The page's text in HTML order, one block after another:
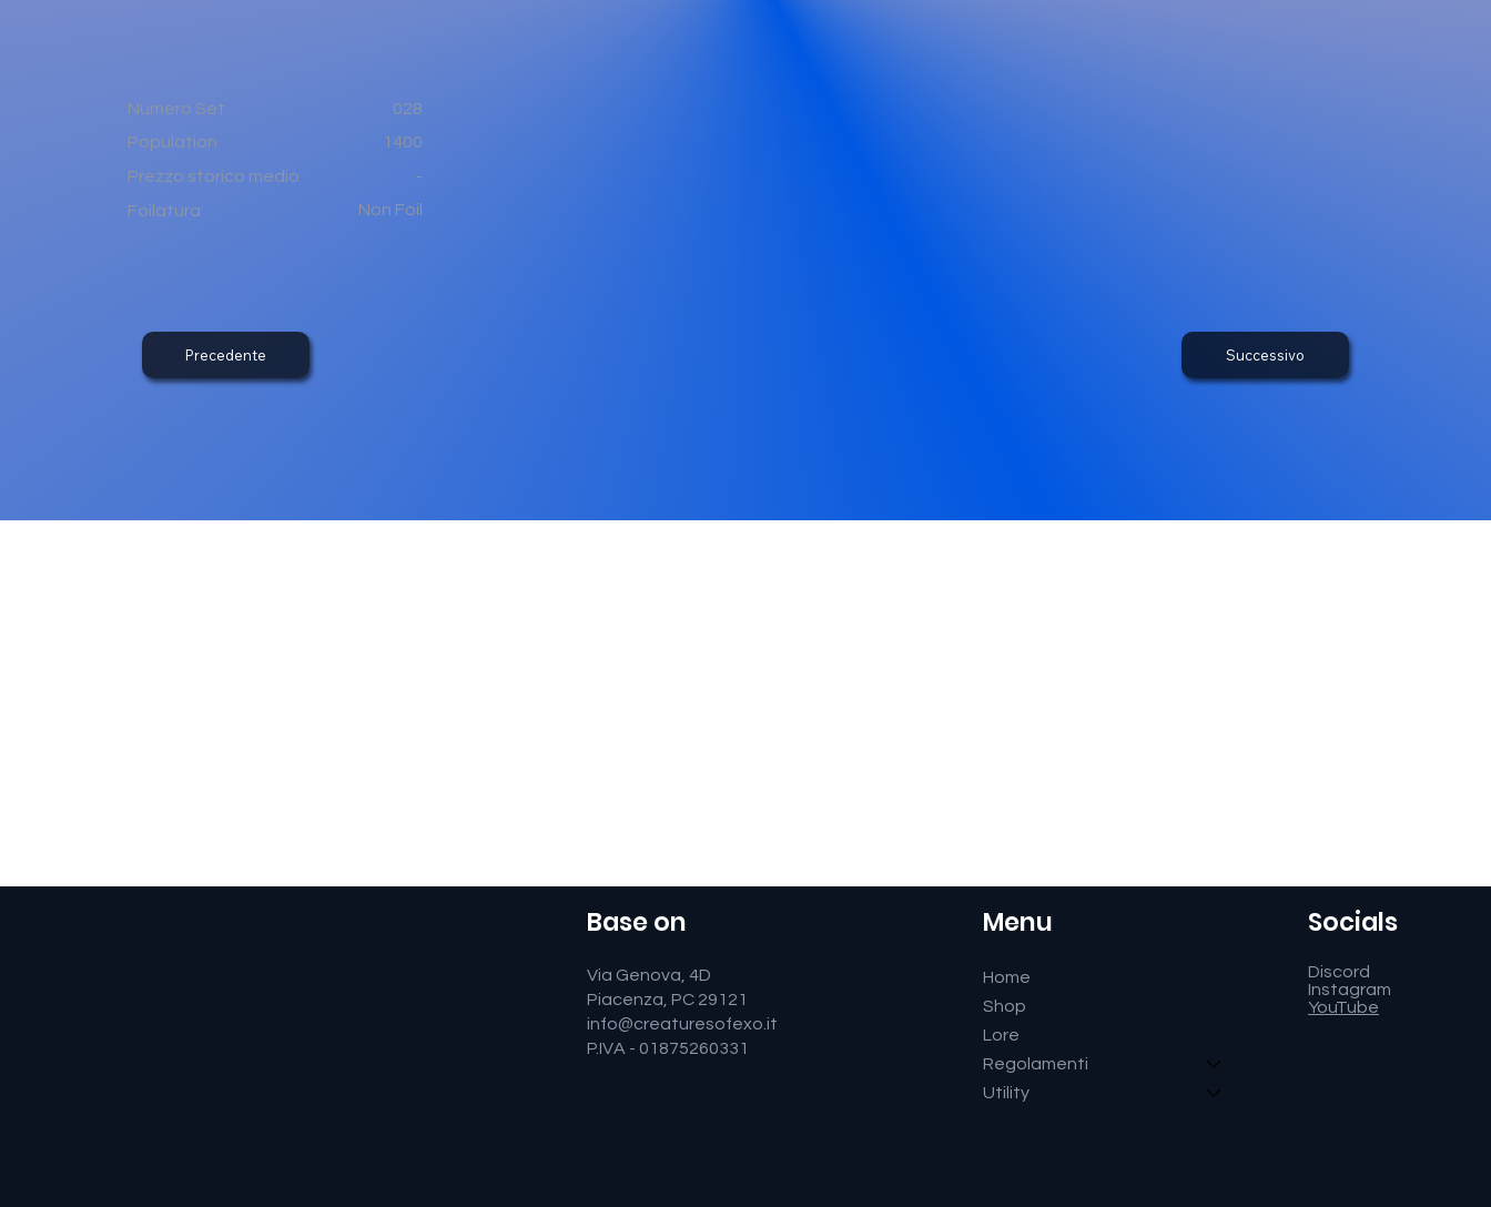
Numero Set
Population
Prezzo storico medio
Foilatura
028
1400
-
Non Foil
Precedente Successivo
Via Genova, 4D
Piacenza, PC 29121
info@creaturesofexo.it
P.IVA - 01875260331
Base on Menu
Home
Shop
Lore
Regolamenti
Utility
Discord
Instagram
YouTube
Socials